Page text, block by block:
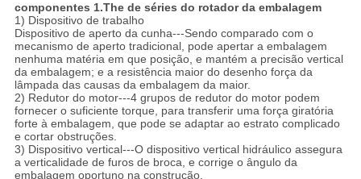
componentes 1.The de séries do rotador da embalagem
1) Dispositivo de trabalho
Dispositivo de aperto da cunha---Sendo comparado com o
mecanismo de aperto tradicional, pode apertar a embalagem
nenhuma matéria em que posição, e mantém a precisão vertical
da embalagem; e a resistência maior do desenho força da
lâmpada das causas da embalagem da maior.
2) Redutor do motor---4 grupos de redutor do motor podem
fornecer o suficiente torque, para transferir uma força giratória
forte à embalagem, que pode se adaptar ao estrato complicado
e cortar obstruções.
3) Dispositivo vertical---O dispositivo vertical hidráulico assegura
a verticalidade de furos de broca, e corrige o ângulo da
embalagem oportuno na construção.